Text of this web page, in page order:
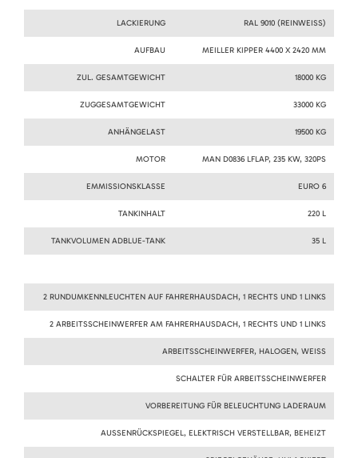
LACKIERUNG RAL 9010 (REINWEISS)
AUFBAU MEILLER KIPPER 4400 X 2420 MM
ZUL. GESAMTGEWICHT 18000 KG
ZUGGESAMTGEWICHT 33000 KG
ANHÄNGELAST 19500 KG
MOTOR MAN D0836 LFLAP, 235 KW, 320PS
EMMISSIONSKLASSE EURO 6
TANKINHALT 220 L
TANKVOLUMEN ADBLUE-TANK 35 L
2 RUNDUMKENNLEUCHTEN AUF FAHRERHAUSDACH, 1 RECHTS UND 1 LINKS
2 ARBEITSSCHEINWERFER AM FAHRERHAUSDACH, 1 RECHTS UND 1 LINKS
ARBEITSSCHEINWERFER, HALOGEN, WEISS
SCHALTER FÜR ARBEITSSCHEINWERFER
VORBEREITUNG FÜR BELEUCHTUNG LADERAUM
AUSSENRÜCKSPIEGEL, ELEKTRISCH VERSTELLBAR, BEHEIZT